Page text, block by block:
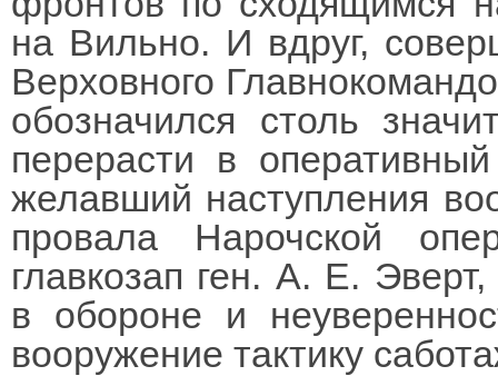
на Вильно. И вдруг,
Верховного
обозначился столь
перерасти в
желавший наступления
провала Нарочской
главкозап ген. А. Е.
в обороне и
вооружение тактику